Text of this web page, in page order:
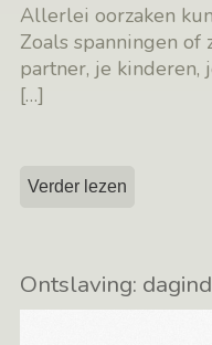
Allerlei oorzaken
Zoals spanningen
partner, je kinderen,
[…]
Verder lezen
Ontslaving: